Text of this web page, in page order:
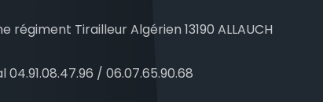
régiment Tirailleur Algérien 13190 ALLAUCH
/ 06.07.65.90.68